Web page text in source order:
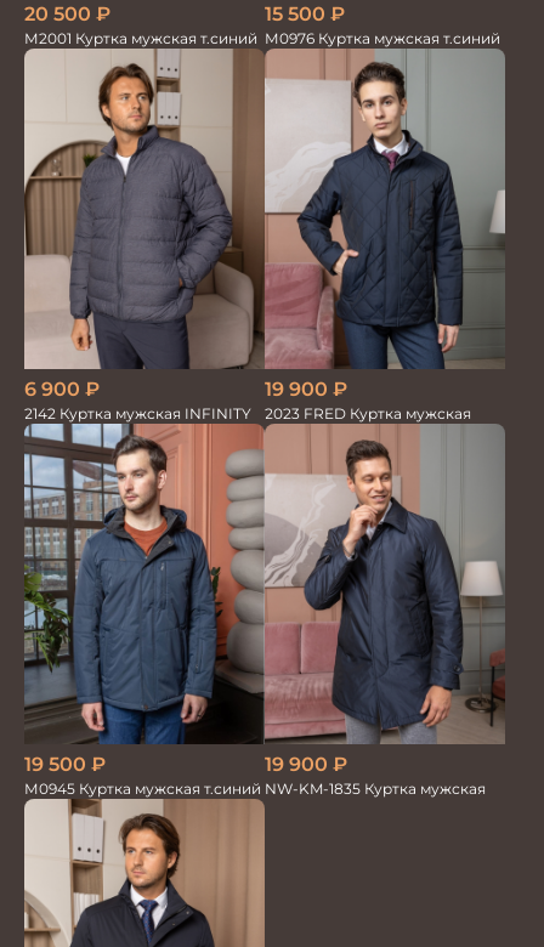
20 500 ₽
М2001 Куртка мужская т.синий
15 500 ₽
М0976 Куртка мужская т.синий
6 900 ₽
2142 Куртка мужская INFINITY
19 900 ₽
2023 FRED Куртка мужская
19 500 ₽
М0945 Куртка мужская т.синий
19 900 ₽
NW-KM-1835 Куртка мужская